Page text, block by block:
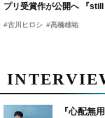
プリ受賞作が公開へ 『
時上映決定
#古川ヒロシ #髙橋雄祐
『心配無